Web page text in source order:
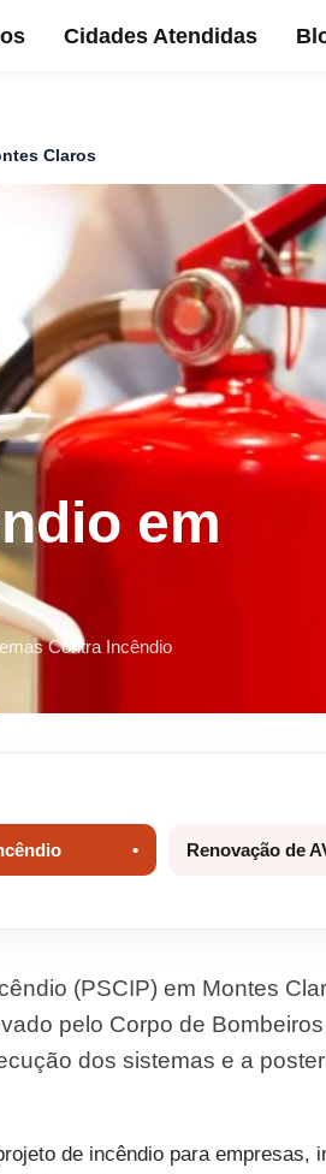
Cidades Atendidas
Claros
em
Contra Incêndio
Renovação de
(PSCIP) em Montes
pelo Corpo de
dos sistemas e a
de incêndio para empresas,